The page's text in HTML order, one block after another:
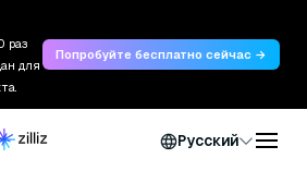
раз
для
Попробуйте бесплатно сейчас →
Русский